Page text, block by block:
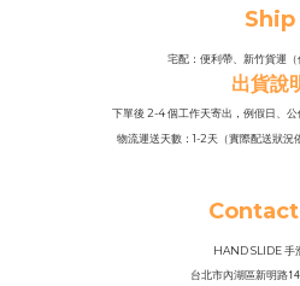
Ship
宅配：便利帶、新竹貨運（
出貨說
下單後 2-4 個工作天寄出，例假日、
物流運送天數：1-2天（實際配送狀況
HAND SLIDE 手
台北市內湖區新明路